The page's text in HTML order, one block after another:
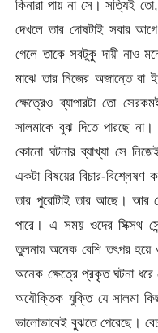
কিনারা পায় না সে। সত্যিই
দেখলে তার দোষটাই সবার
গেলে তাকে সবটুকু দায়ী নাও
মাঝে তার নিজের অজান্তে বা
ক্ষেত্রেও ব্যাপারটা তো
সালমাকে বুঝ দিতে পারছে
কোনো ঘটনার ব্যাখ্যা সে
একটা বিষয়ের বিচার-বিশ্লেষণ
তার পুরোটাই তার আছে। আর
পারে। এ সময় ওদের সিক্সথ
তুলনায় অনেক বেশি তৎপর হয়ে
অনেক ক্ষেত্রে প্রকৃত ঘটনা
অযৌক্তিক যুক্তি যে সালমা
ভালোভাবেই বুঝতে পেরেছে।